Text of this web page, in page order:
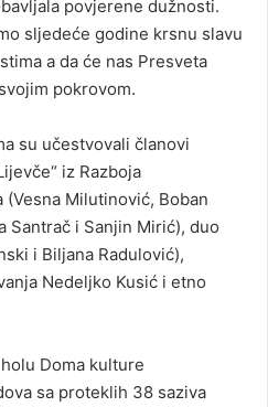
povjerene dužnosti.
sljedeće godine krsnu slavu
a da će nas Presveta
pokrovom.
su učestvovali članovi
iz Razboja
Milutinović, Boban
Santrač i Sanjin Mirić), duo
i Biljana Radulović),
Nedeljko Kusić i etno
Doma kulture
sa proteklih 38 saziva